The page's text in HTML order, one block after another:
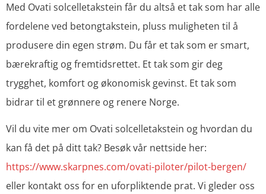
Med Ovati solcelletakstein får du altså et tak som har alle
fordelene ved betongtakstein, pluss muligheten til å
produsere din egen strøm. Du får et tak som er smart,
bærekraftig og fremtidsrettet. Et tak som gir deg
trygghet, komfort og økonomisk gevinst. Et tak som
bidrar til et grønnere og renere Norge.
Vil du vite mer om Ovati solcelletakstein og hvordan du
kan få det på ditt tak? Besøk vår nettside her:
https://www.skarpnes.com/ovati-piloter/pilot-bergen/
eller kontakt oss for en uforpliktende prat. Vi gleder oss